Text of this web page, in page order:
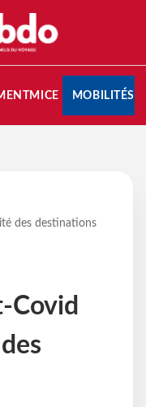
MICE MOBILITÉS
des destinations
Covid